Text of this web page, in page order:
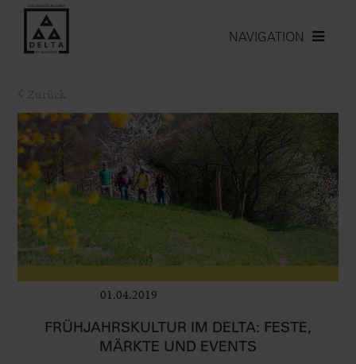
NAVIGATION
01.04.2019
FRÜHJAHRSKULTUR IM DELTA: FESTE,
MÄRKTE UND EVENTS